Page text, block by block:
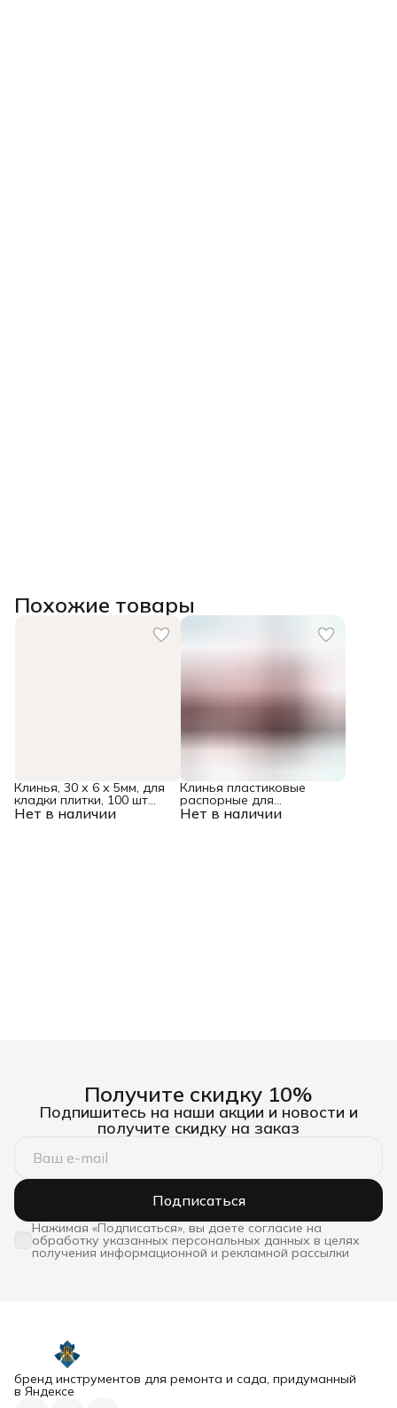
Похожие товары
Нет в наличии
Клинья, 30 х 6 х 5мм, для
кладки плитки, 100 шт
Matrix Нет в наличии
Клинья пластиковые
распорные для
корректировки при
Получите скидку 10%
Подпишитесь на наши акции и новости и
получите скидку на заказ
Подписаться
Нажимая «Подписаться», вы даете согласие на
обработку указанных персональных данных в целях
получения информационной и рекламной рассылки
бренд инструментов для ремонта и сада, придуманный
в Яндексе